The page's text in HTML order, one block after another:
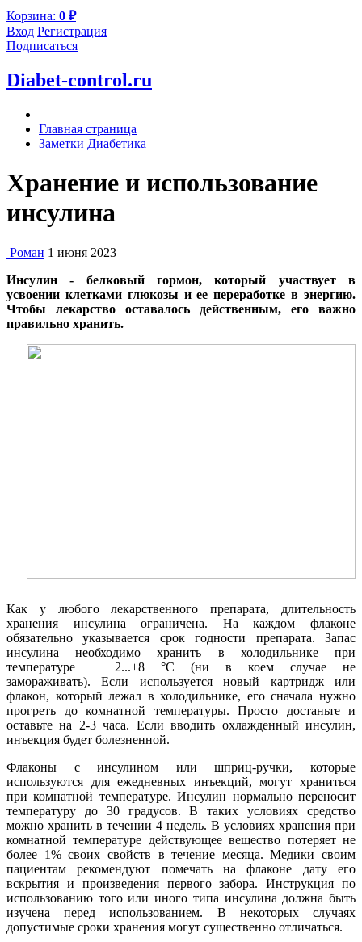
Корзина: 0 ₽
Вход Регистрация
Подписаться
Diabet-control.ru
Главная страница
Заметки Диабетика
Хранение и использование
инсулина
Роман 1 июня 2023
Инсулин - белковый гормон, который участвует в
усвоении клетками глюкозы и ее переработке в энергию.
Чтобы лекарство оставалось действенным, его важно
правильно хранить.
Как у любого лекарственного препарата, длительность
хранения инсулина ограничена. На каждом флаконе
обязательно указывается срок годности препарата. Запас
инсулина необходимо хранить в холодильнике при
температуре + 2...+8 °С (ни в коем случае не
замораживать). Если используется новый картридж или
флакон, который лежал в холодильнике, его сначала нужно
прогреть до комнатной температуры. Просто достаньте и
оставьте на 2-3 часа. Если вводить охлажденный инсулин,
инъекция будет болезненной.
Флаконы с инсулином или шприц-ручки, которые
используются для ежедневных инъекций, могут храниться
при комнатной температуре. Инсулин нормально переносит
температуру до 30 градусов. В таких условиях средство
можно хранить в течении 4 недель. В условиях хранения при
комнатной температуре действующее вещество потеряет не
более 1% своих свойств в течение месяца. Медики своим
пациентам рекомендуют помечать на флаконе дату его
вскрытия и произведения первого забора. Инструкция по
использованию того или иного типа инсулина должна быть
изучена перед использованием. В некоторых случаях
допустимые сроки хранения могут существенно отличаться.